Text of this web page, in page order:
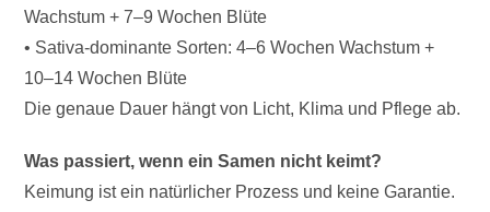
Wachstum + 7–9 Wochen Blüte
• Sativa-dominante Sorten: 4–6 Wochen Wachstum +
10–14 Wochen Blüte
Die genaue Dauer hängt von Licht, Klima und Pflege ab.
Was passiert, wenn ein Samen nicht keimt?
Keimung ist ein natürlicher Prozess und keine Garantie.